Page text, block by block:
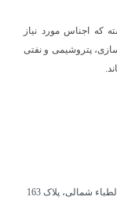
که اجناس مورد نیاز
پتروشیمی و نفتی
شمالی، پلاک 163